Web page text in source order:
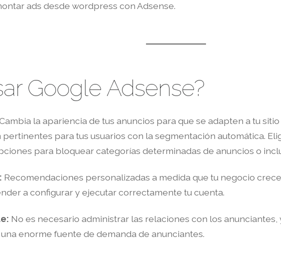
ads desde wordpress con Adsense.
Google Adsense?
la apariencia de tus anuncios para que se adapten a tu
para tus usuarios con la segmentación automática.
para bloquear categorías determinadas de anuncios o
Recomendaciones personalizadas a medida que tu negocio
a configurar y ejecutar correctamente tu cuenta.
No es necesario administrar las relaciones con los
enorme fuente de demanda de anunciantes.